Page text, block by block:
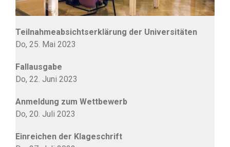
Teilnahmeabsichtserklärung der Universitäten
Do, 25. Mai 2023
Fallausgabe
Do, 22. Juni 2023
Anmeldung zum Wettbewerb
Do, 20. Juli 2023
Einreichen der Klageschrift